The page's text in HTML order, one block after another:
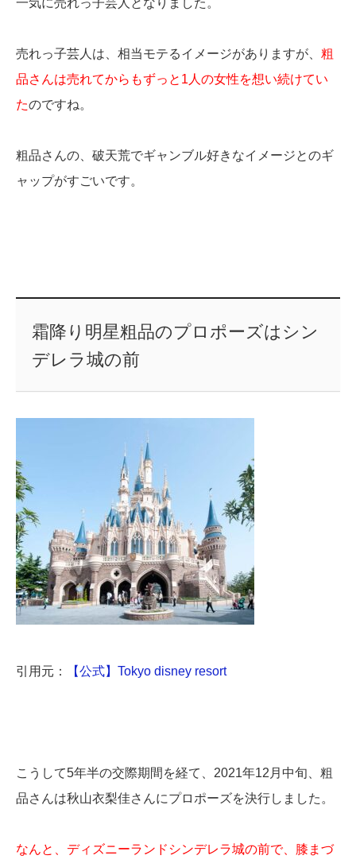
一気に売れっ子芸人となりました。
売れっ子芸人は、相当モテるイメージがありますが、 粗
品さんは売れてからもずっと1人の女性を想い続けてい
たのですね。
粗品さんの、破天荒でギャンブル好きなイメージとのギ
ャップがすごいです。
霜降り明星粗品のプロポーズはシン
デレラ城の前
引用元： 【公式】Tokyo disney resort
こうして5年半の交際期間を経て、2021年12月中旬、粗
品さんは秋山衣梨佳さんにプロポーズを決行しました。
なんと、ディズニーランドシンデレラ城の前で、膝まづ